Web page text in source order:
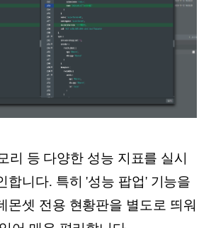
리 등 다양한 성능 지표를 실시
합니다. 특히 '성능 팝업' 기능을
몬셋 전용 현황판을 별도로 띄워